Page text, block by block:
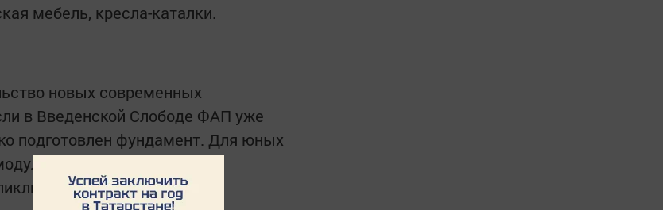
мебель, кресла-каталки.
новых современных
в Введенской Слободе ФАП уже
подготовлен фундамент. Для юных
амбулатория,